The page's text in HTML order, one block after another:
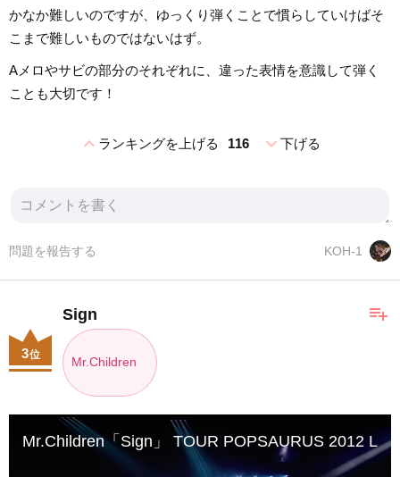
かなか難しいのですが、ゆっくり弾くことで慣らしていけばそ
こまで難しいものではないはず。
Aメロやサビの部分のそれぞれに、違った表情を意識して弾く
ことも大切です！
expand_lessランキングを上げる 116 expand_more下げる
KOH-1
問題を報告する
playlist_add
Sign
Mr.Children
3位
Mr.Children「Sign」 TOUR POPSAURUS 2012 Live